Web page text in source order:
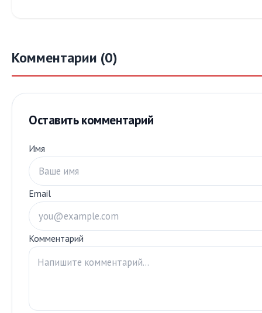
Комментарии (0)
Оставить комментарий
Имя
Email
Комментарий